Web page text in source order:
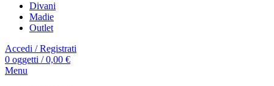
Divani
Madie
Outlet
Accedi / Registrati
0 oggetti / 0,00 €
Menu